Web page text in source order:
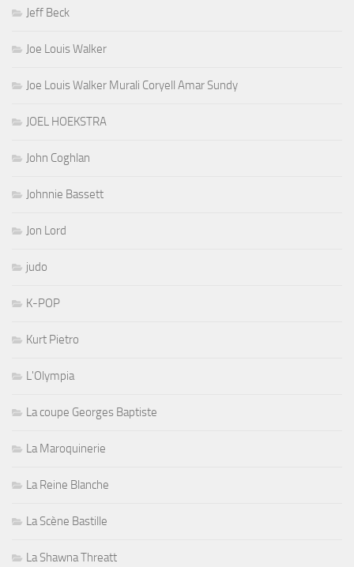
Jeff Beck
Joe Louis Walker
Joe Louis Walker Murali Coryell Amar Sundy
JOEL HOEKSTRA
John Coghlan
Johnnie Bassett
Jon Lord
judo
K-POP
Kurt Pietro
L'Olympia
La coupe Georges Baptiste
La Maroquinerie
La Reine Blanche
La Scène Bastille
La Shawna Threatt